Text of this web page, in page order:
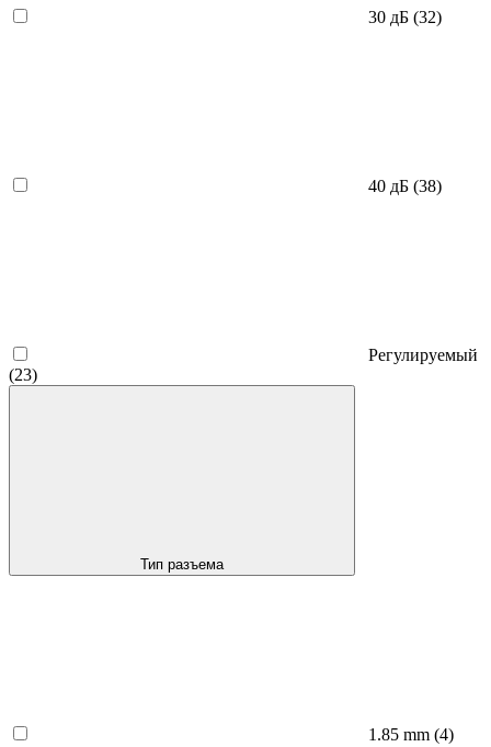
30 дБ (32)
40 дБ (38)
Регулируемый
(23)
Тип разъема
1.85 mm (4)